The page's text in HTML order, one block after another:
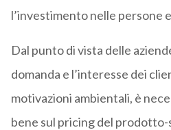
l’investimento nelle persone
Dal punto di vista delle
domanda e l’interesse dei
motivazioni ambientali, è
bene sul pricing del prodotto-